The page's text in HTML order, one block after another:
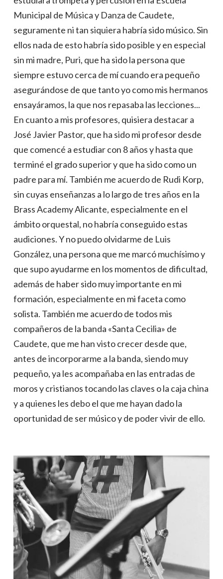
Municipal de Música y Danza de Caudete,
seguramente ni tan siquiera habría sido músico. Sin
ellos nada de esto habría sido posible y en especial
sin mi madre, Puri, que ha sido la persona que
siempre estuvo cerca de mí cuando era pequeño
asegurándose de que tanto yo como mis hermanos
ensayáramos, la que nos repasaba las lecciones...
En cuanto a mis profesores, quisiera destacar a
José Javier Pastor, que ha sido mi profesor desde
que comencé a estudiar con 8 años y hasta que
terminé el grado superior y que ha sido como un
padre para mí. También me acuerdo de Rudi Korp,
sin cuyas enseñanzas a lo largo de tres años en la
Brass Academy Alicante, especialmente en el
ámbito orquestal, no habría conseguido estas
audiciones. Y no puedo olvidarme de Luis
González, una persona que me marcó muchísimo y
que supo ayudarme en los momentos de dificultad,
además de haber sido muy importante en mi
formación, especialmente en mi faceta como
solista. También me acuerdo de todos mis
compañeros de la banda «Santa Cecilia» de
Caudete, que me han visto crecer desde que,
antes de incorporarme a la banda, siendo muy
pequeño, ya les acompañaba en las entradas de
moros y cristianos tocando las claves o la caja china
y a quienes les debo el que me hayan dado la
oportunidad de ser músico y de poder vivir de ello.